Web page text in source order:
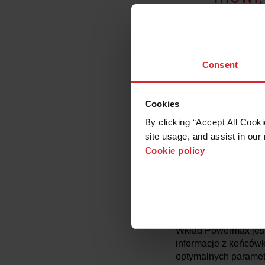
Consent
Cookies
By clicking “Accept All
site usage, and assist in our
Cookie policyrobotyki
Wkład Powermax
informacje z
optymalnych